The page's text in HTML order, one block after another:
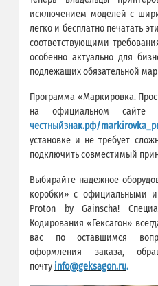
исключением моделей с
легко и бесплатно печатать
соответствующими
особенно актуально для
подлежащих обязательной
Программа «Маркировка.
на официальном сайте
честныйзнак.рф/
установке и не требует
подключить совместимый
Выбирайте надежное
коробки» с официальными
Proton by Gainscha!
Кодирования «Гексагон»
вас по оставшимся
оформления заказа,
почту info@geksagon.ru.